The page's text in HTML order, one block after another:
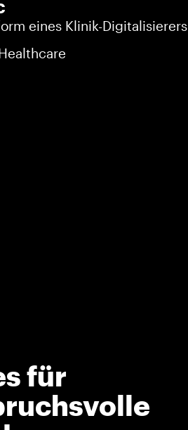
eines Klinik-Digitalisierers
für